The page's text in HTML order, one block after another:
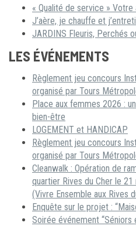
« Qualité de service »
J’aère, je chauffe et
JARDINS Fleuris, Perchés
LES ÉVÉNEMENTS
Règlement jeu concours
organisé par Tours
Place aux femmes 2026 :
bien-être
LOGEMENT et HANDICAP
Règlement jeu concours
organisé par Tours
Cleanwalk : Opération de
quartier Rives du Cher le
(Vivre Ensemble aux Rives
Enquête sur le projet :
Soirée événement “Séniors